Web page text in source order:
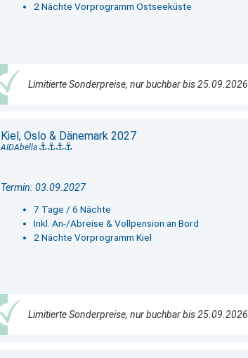
2 Nächte Vorprogramm Ostseeküste
Limitierte Sonderpreise, nur buchbar bis 25.09.2026
Kiel, Oslo & Dänemark 2027
AIDAbella
Termin: 03.09.2027
7 Tage / 6 Nächte
Inkl. An-/Abreise & Vollpension an Bord
2 Nächte Vorprogramm Kiel
Limitierte Sonderpreise, nur buchbar bis 25.09.2026